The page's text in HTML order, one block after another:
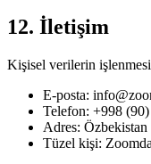
12. İletişim
Kişisel verilerin işlenmesi
E-posta:
Telefon: +998
Adres:
Tüzel kişi: